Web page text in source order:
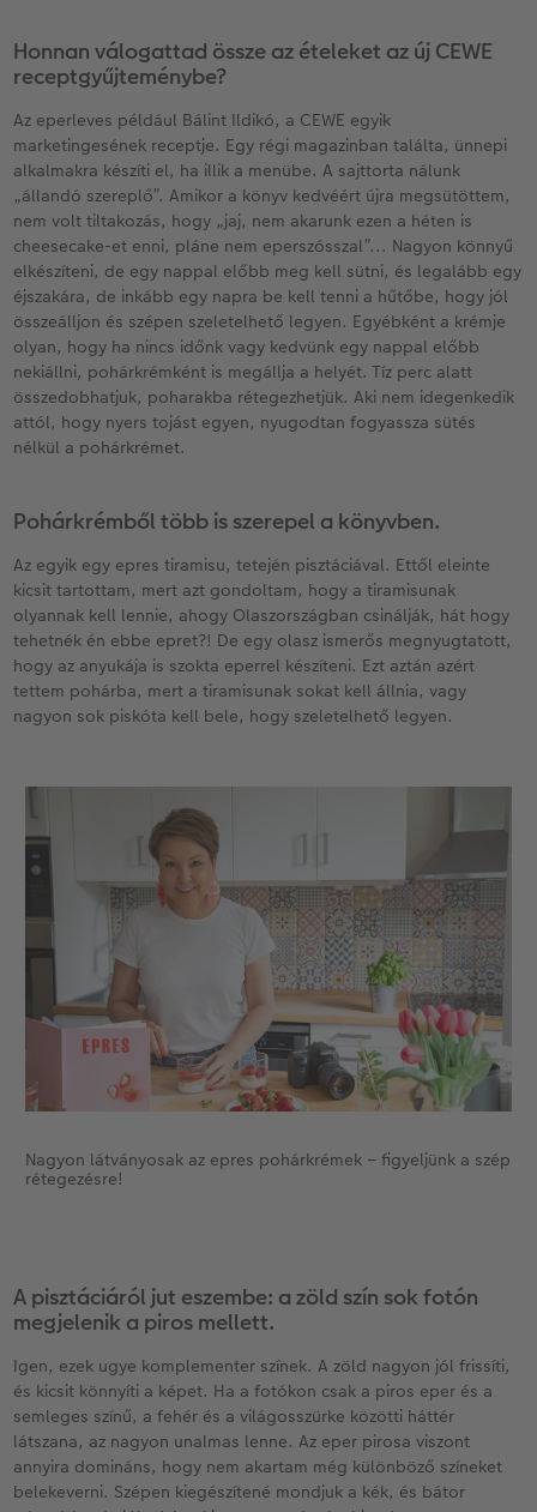
Honnan válogattad össze az ételeket az új CEWE
receptgyűjteménybe?
Az eperleves például Bálint Ildikó, a CEWE egyik
marketingesének receptje. Egy régi magazinban találta, ünnepi
alkalmakra készíti el, ha illik a menübe. A sajttorta nálunk
„állandó szereplő”. Amikor a könyv kedvéért újra megsütöttem,
nem volt tiltakozás, hogy „jaj, nem akarunk ezen a héten is
cheesecake-et enni, pláne nem eperszósszal”... Nagyon könnyű
elkészíteni, de egy nappal előbb meg kell sütni, és legalább egy
éjszakára, de inkább egy napra be kell tenni a hűtőbe, hogy jól
összeálljon és szépen szeletelhető legyen. Egyébként a krémje
olyan, hogy ha nincs időnk vagy kedvünk egy nappal előbb
nekiállni, pohárkrémként is megállja a helyét. Tíz perc alatt
összedobhatjuk, poharakba rétegezhetjük. Aki nem idegenkedik
attól, hogy nyers tojást egyen, nyugodtan fogyassza sütés
nélkül a pohárkrémet.
Pohárkrémből több is szerepel a könyvben.
Az egyik egy epres tiramisu, tetején pisztáciával. Ettől eleinte
kicsit tartottam, mert azt gondoltam, hogy a tiramisunak
olyannak kell lennie, ahogy Olaszországban csinálják, hát hogy
tehetnék én ebbe epret?! De egy olasz ismerős megnyugtatott,
hogy az anyukája is szokta eperrel készíteni. Ezt aztán azért
tettem pohárba, mert a tiramisunak sokat kell állnia, vagy
nagyon sok piskóta kell bele, hogy szeletelhető legyen.
Nagyon látványosak az epres pohárkrémek – figyeljünk a szép
rétegezésre!
A pisztáciáról jut eszembe: a zöld szín sok fotón
megjelenik a piros mellett.
Igen, ezek ugye komplementer színek. A zöld nagyon jól frissíti,
és kicsit könnyíti a képet. Ha a fotókon csak a piros eper és a
semleges színű, a fehér és a világosszürke közötti háttér
látszana, az nagyon unalmas lenne. Az eper pirosa viszont
annyira domináns, hogy nem akartam még különböző színeket
belekeverni. Szépen kiegészítené mondjuk a kék, és bátor